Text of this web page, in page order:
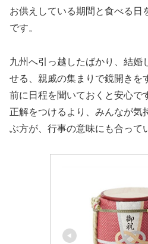
お供えしている期間と食べる日
です。
九州へ引っ越したばかり、結婚
せる、親戚の集まりで鏡開きを
前に日程を聞いておくと安心で
正解をつけるより、みんなが気
ぶ方が、行事の意味にも合って